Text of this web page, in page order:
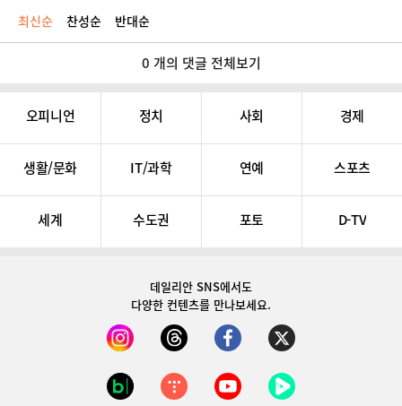
최신순 찬성순 반대순
0 개의 댓글 전체보기
오피니언 정치 사회 경제
생활/문화 IT/과학 연예 스포츠
세계 수도권 포토 D-TV
데일리안 SNS에서도
다양한 컨텐츠를 만나보세요.